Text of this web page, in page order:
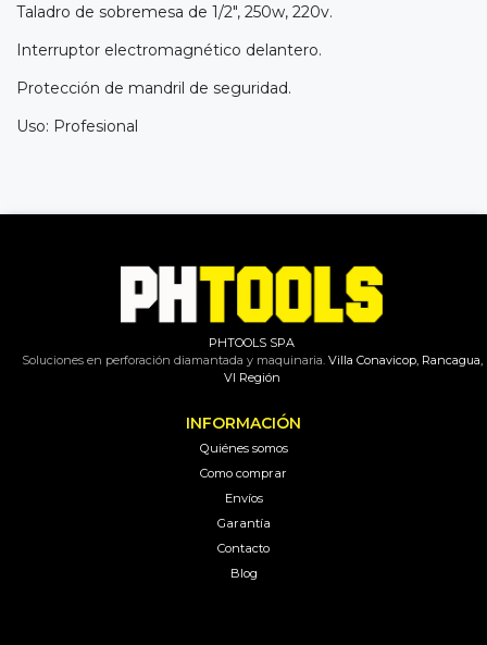
Taladro de sobremesa de 1/2", 250w, 220v.
Interruptor electromagnético delantero.
Protección de mandril de seguridad.
Uso: Profesional
PHTOOLS SPA
Soluciones en perforación diamantada y maquinaria.Villa Conavicop, Rancagua,
VI Región
INFORMACIÓN
Quiénes somos
Como comprar
Envíos
Garantía
Contacto
Blog